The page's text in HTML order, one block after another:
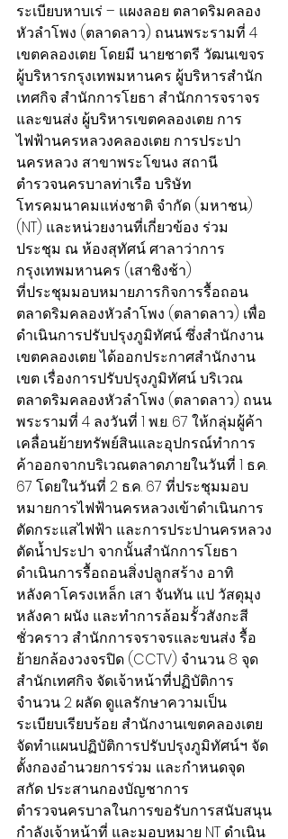
ระเบียบหาบเร่ – แผงลอย ตลาดริมคลอง
หัวลำโพง (ตลาดลาว) ถนนพระรามที่ 4
เขตคลองเตย โดยมี นายชาตรี วัฒนเขจร
ผู้บริหารกรุงเทพมหานคร ผู้บริหารสำนัก
เทศกิจ สำนักการโยธา สำนักการจราจร
และขนส่ง ผู้บริหารเขตคลองเตย การ
ไฟฟ้านครหลวงคลองเตย การประปา
นครหลวง สาขาพระโขนง สถานี
ตำรวจนครบาลท่าเรือ บริษัท
โทรคมนาคมแห่งชาติ จำกัด (มหาชน)
(NT) และหน่วยงานที่เกี่ยวข้อง ร่วม
ประชุม ณ ห้องสุทัศน์ ศาลาว่าการ
กรุงเทพมหานคร (เสาชิงช้า)
ที่ประชุมมอบหมายภารกิจการรื้อถอน
ตลาดริมคลองหัวลำโพง (ตลาดลาว) เพื่อ
ดำเนินการปรับปรุงภูมิทัศน์ ซึ่งสำนักงาน
เขตคลองเตย ได้ออกประกาศสำนักงาน
เขต เรื่องการปรับปรุงภูมิทัศน์ บริเวณ
ตลาดริมคลองหัวลำโพง (ตลาดลาว) ถนน
พระรามที่ 4 ลงวันที่ 1 พ.ย. 67 ให้กลุ่มผู้ค้า
เคลื่อนย้ายทรัพย์สินและอุปกรณ์ทำการ
ค้าออกจากบริเวณตลาดภายในวันที่ 1 ธ.ค.
67 โดยในวันที่ 2 ธ.ค. 67 ที่ประชุมมอบ
หมายการไฟฟ้านครหลวงเข้าดำเนินการ
ตัดกระแสไฟฟ้า และการประปานครหลวง
ตัดน้ำประปา จากนั้นสำนักการโยธา
ดำเนินการรื้อถอนสิ่งปลูกสร้าง อาทิ
หลังคาโครงเหล็ก เสา จันทัน แป วัสดุมุง
หลังคา ผนัง และทำการล้อมรั้วสังกะสี
ชั่วคราว สำนักการจราจรและขนส่ง รื้อ
ย้ายกล้องวงจรปิด (CCTV) จำนวน 8 จุด
สำนักเทศกิจ จัดเจ้าหน้าที่ปฏิบัติการ
จำนวน 2 ผลัด ดูแลรักษาความเป็น
ระเบียบเรียบร้อย สำนักงานเขตคลองเตย
จัดทำแผนปฏิบัติการปรับปรุงภูมิทัศน์ฯ จัด
ตั้งกองอำนวยการร่วม และกำหนดจุด
สกัด ประสานกองบัญชาการ
ตำรวจนครบาลในการขอรับการสนับสนุน
กำลังเจ้าหน้าที่ และมอบหมาย NT ดำเนิน